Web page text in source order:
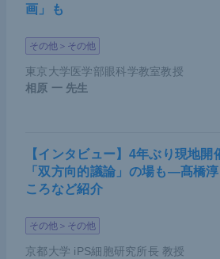
画」も
その他＞その他
東京大学医学部眼科学教室教授
相原 一 先生
【インタビュー】4年ぶり現地
「双方向的議論」の場も―髙橋
ころなど紹介
その他＞その他
京都大学 iPS細胞研究所長 教授